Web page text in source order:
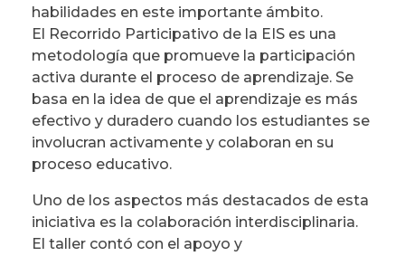
habilidades en este importante ámbito.
El Recorrido Participativo de la EIS es una
metodología que promueve la participación
activa durante el proceso de aprendizaje. Se
basa en la idea de que el aprendizaje es más
efectivo y duradero cuando los estudiantes se
involucran activamente y colaboran en su
proceso educativo.
Uno de los aspectos más destacados de esta
iniciativa es la colaboración interdisciplinaria.
El taller contó con el apoyo y